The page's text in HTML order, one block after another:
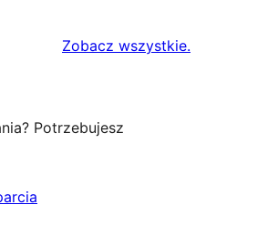
Zobacz wszystkierecenzje
.
Potrzebujesz